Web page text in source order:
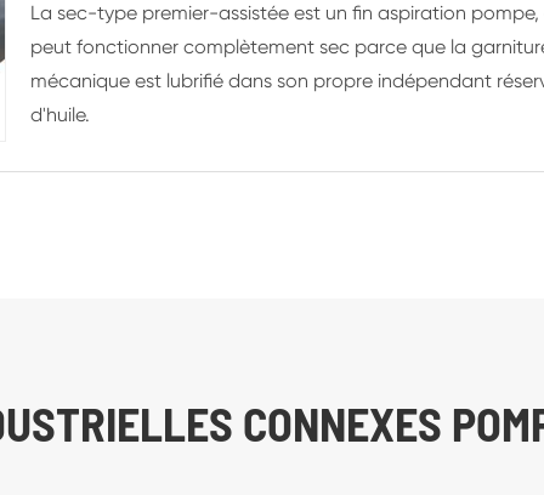
La sec-type premier-assistée est un fin aspiration pompe,
peut fonctionner complètement sec parce que la
mécanique est lubrifié dans son propre indépendant
d'huile.
CONNEXES